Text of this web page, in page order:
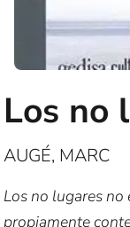
Los no
AUGÉ, MARC
Los no lugares no
propiamente